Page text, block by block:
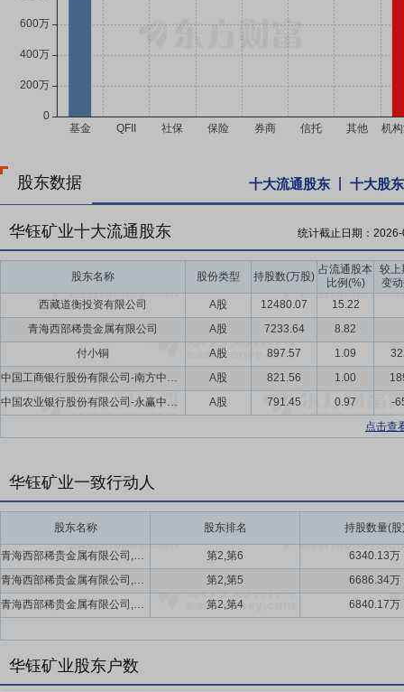
股东数据 十大流通股东 十大股东
华钰矿业十大流通股东 统计截止日期：
股东名称 股份类型 持股数(万股)
占流通股本
比例(%)
较上
变
西藏道衡投资有限公司
A股 12480.07
15.22
青海西部稀贵金属有限公司
A股 7233.64
8.82
付小铜
A股 897.57 1.09
中国工商银行股份有限公司-南方中证申万有色金属交易型开放式指数证券投资基金
A股 821.56 1.00
中国农业银行股份有限公司-永赢中证沪深港黄金产业股票交易型开放式指数证券投资基金
A股 791.45 0.97
-
点击查
华钰矿业一致行动人
股东名称 股东排名 持股数量(股
青海西部稀贵金属有限公司,青海西部资源有限公司 第2,第6
6340.13万
青海西部稀贵金属有限公司,青海西部资源有限公司
第2,第5
6686.34万
青海西部稀贵金属有限公司,青海西部资源有限公司
第2,第4 6840.17万
华钰矿业股东户数